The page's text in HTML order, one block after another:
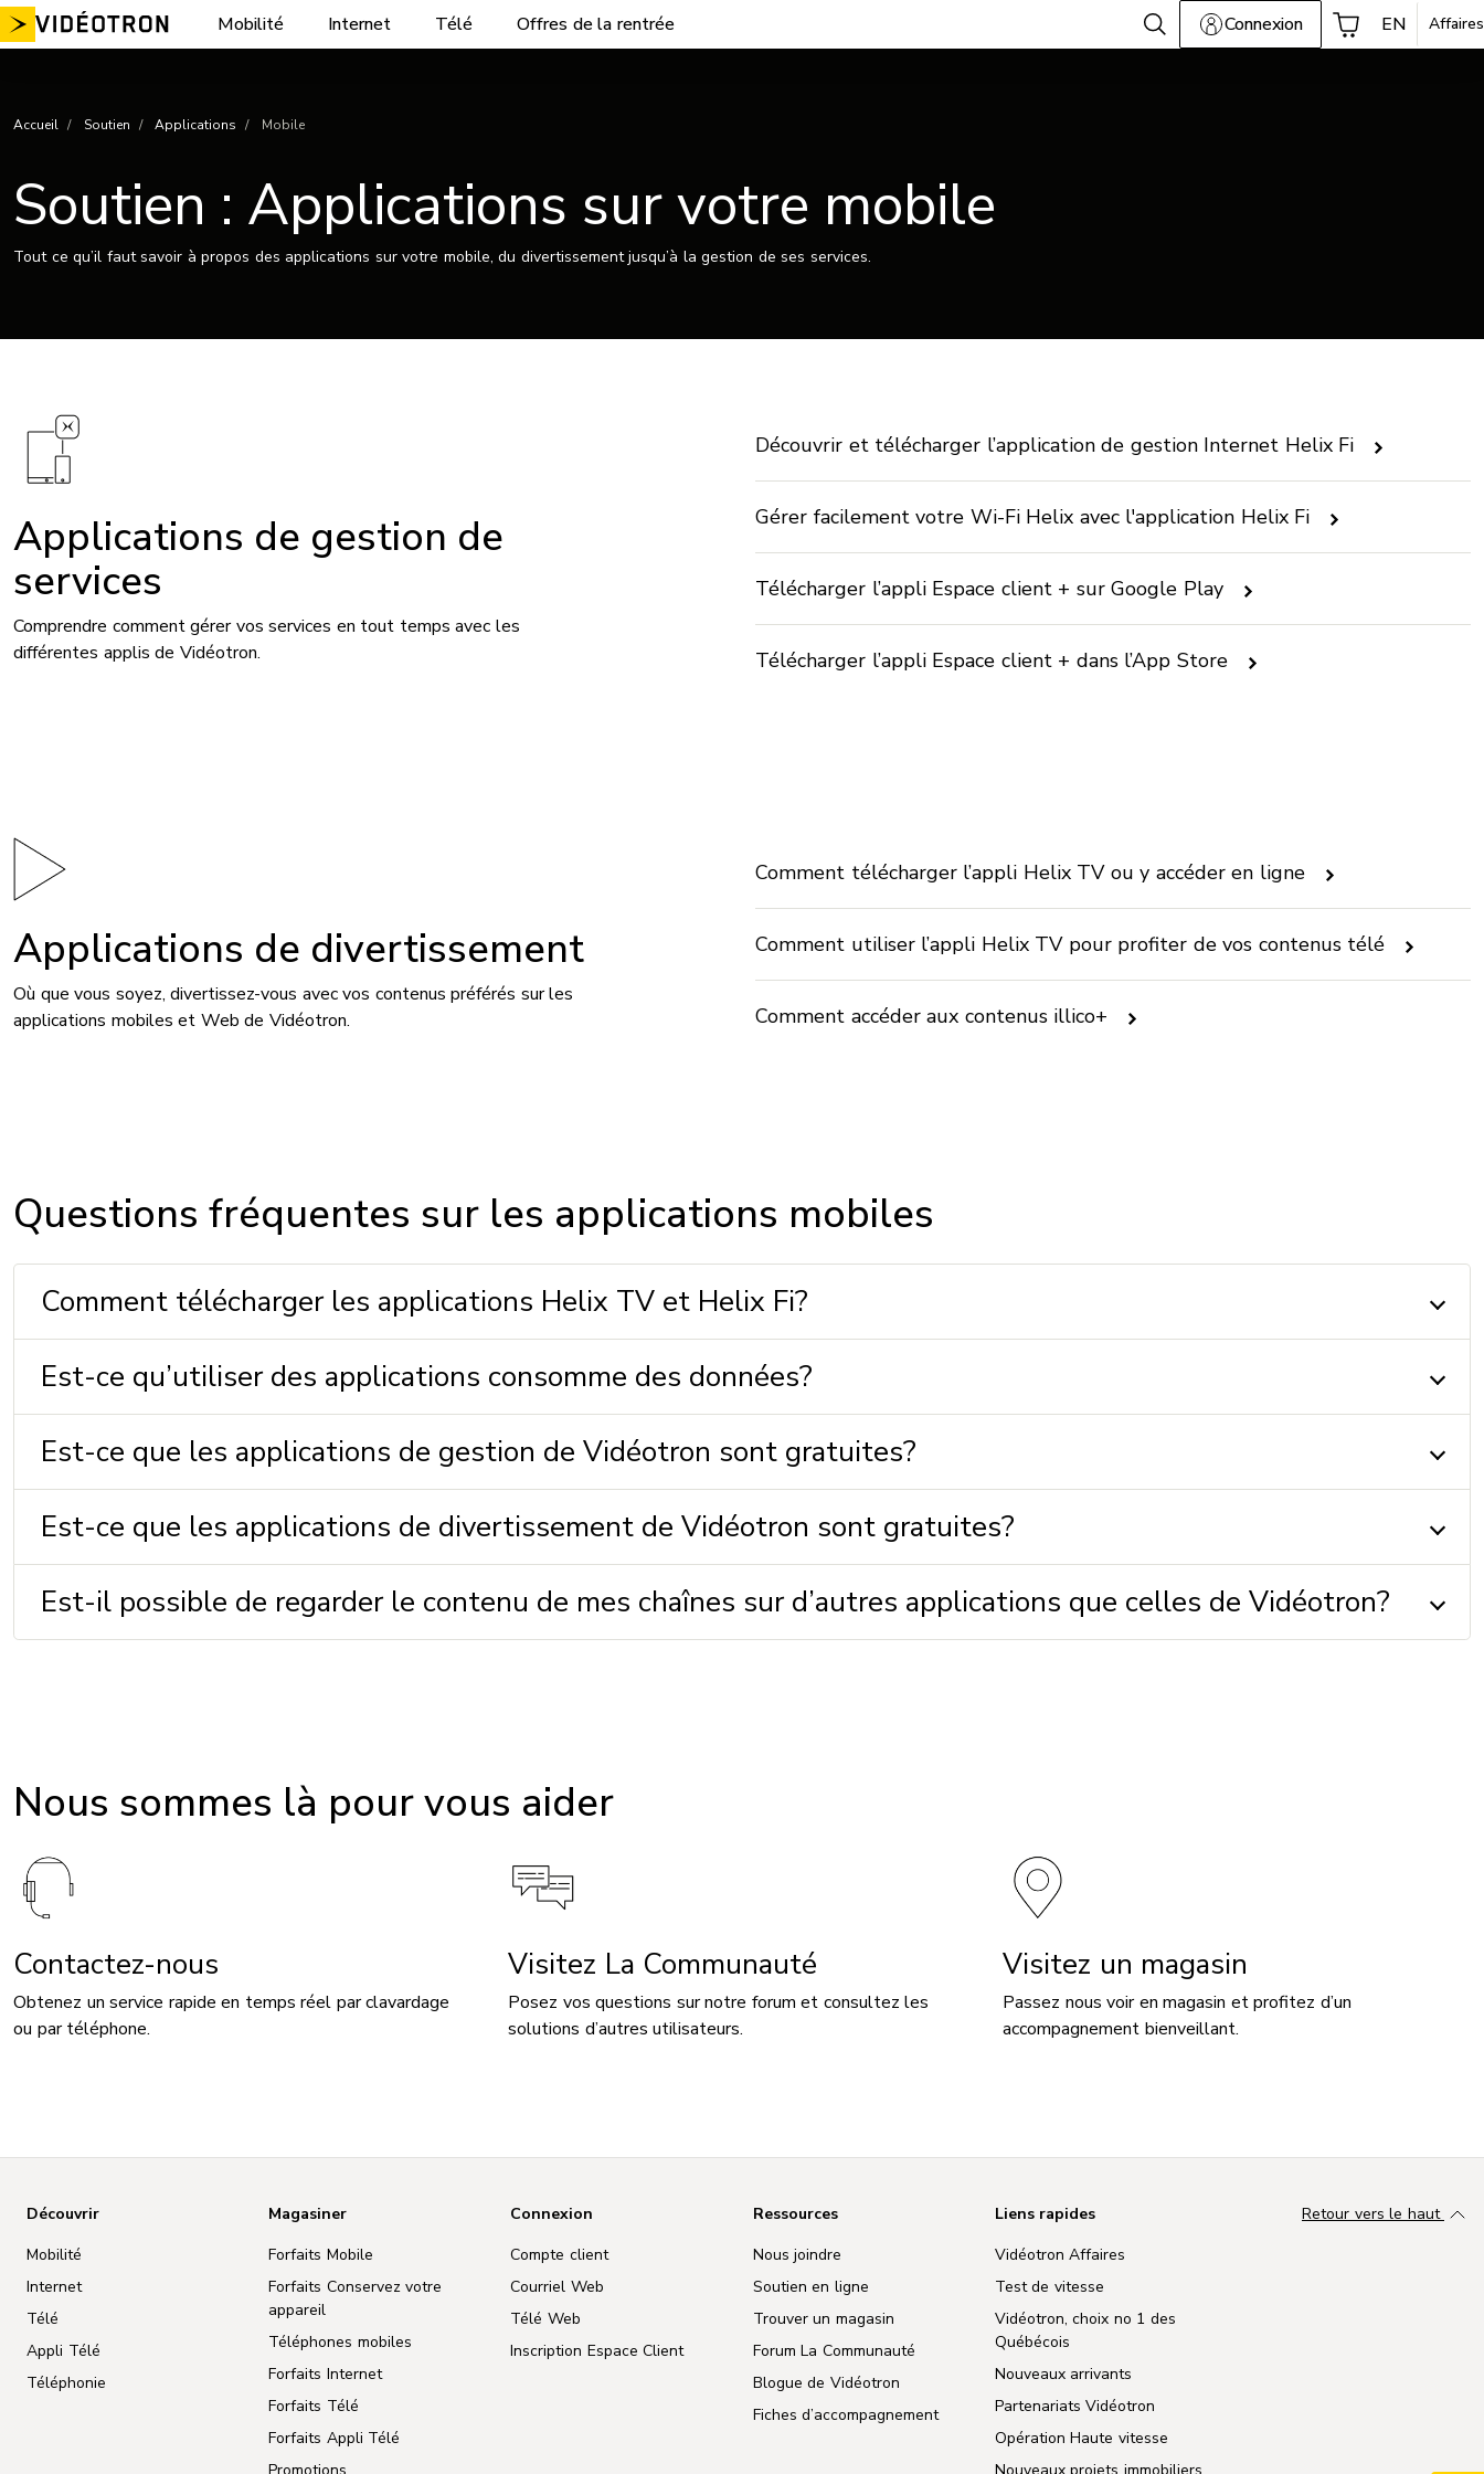
Aller
au
Mobilité Internet Télé Offres de la rentrée Connexion EN Affaires
Accueil Soutien Applications Mobile
Soutien : Applications sur votre mobile
Tout ce qu’il faut savoir à propos des applications sur votre mobile, du divertissement jusqu’à la gestion de ses services.
Applications de gestion de
services
Comprendre comment gérer vos services en tout temps avec les
différentes applis de Vidéotron.
Découvrir et télécharger l’application de gestion Internet Helix Fi
Gérer facilement votre Wi-Fi Helix avec l'application Helix Fi
Télécharger l’appli Espace client + sur Google Play
Télécharger l’appli Espace client + dans l’App Store
Applications de divertissement
Où que vous soyez, divertissez-vous avec vos contenus préférés sur les
applications mobiles et Web de Vidéotron.
Comment télécharger l’appli Helix TV ou y accéder en ligne
Comment utiliser l’appli Helix TV pour profiter de vos contenus télé
Comment accéder aux contenus illico+
Questions fréquentes sur les applications mobiles
Comment télécharger les applications Helix TV et Helix Fi?
Est-ce qu’utiliser des applications consomme des données?
Est-ce que les applications de gestion de Vidéotron sont gratuites?
Est-ce que les applications de divertissement de Vidéotron sont gratuites?
Est-il possible de regarder le contenu de mes chaînes sur d’autres applications que celles de Vidéotron?
Nous sommes là pour vous aider
Contactez-nous
Obtenez un service rapide en temps réel par clavardage
ou par téléphone.
Visitez La Communauté
Posez vos questions sur notre forum et consultez les
solutions d’autres utilisateurs.
Visitez un magasin
Passez nous voir en magasin et profitez d’un
accompagnement bienveillant.
Découvrir
Mobilité
Internet
Télé
Appli Télé
Téléphonie
Magasiner
Forfaits Mobile
Forfaits Conservez votre
appareil
Téléphones mobiles
Forfaits Internet
Forfaits Télé
Forfaits Appli Télé
Promotions
Connexion
Compte client
Courriel Web
Télé Web
Inscription Espace Client
Ressources
Nous joindre
Soutien en ligne
Trouver un magasin
Forum La Communauté
Blogue de Vidéotron
Fiches d’accompagnement
Liens rapides
Vidéotron Affaires
Test de vitesse
Vidéotron, choix no 1 des
Québécois
Nouveaux arrivants
Partenariats Vidéotron
Opération Haute vitesse
Nouveaux projets immobiliers
Retour vers le haut